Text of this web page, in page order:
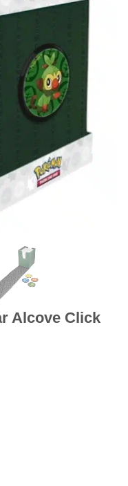
Alcove Click